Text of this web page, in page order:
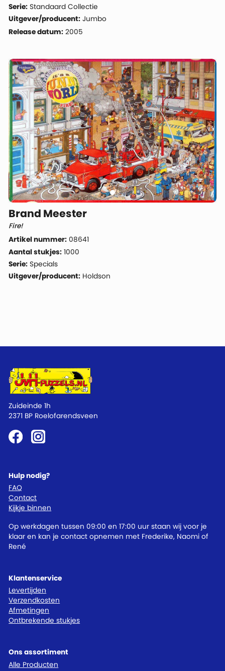
Serie: Standaard Collectie
Uitgever/producent: Jumbo
Release datum: 2005
Brand Meester
Fire!
Artikel nummer: 08641
Aantal stukjes: 1000
Serie: Specials
Uitgever/producent: Holdson
Klantenservice
Levertijden
Verzendkosten
Afmetingen
Ontbrekende stukjes
Ons assortiment
Alle Producten
Hulp nodig?
FAQ
Contact
Kijkje binnen
Op werkdagen tussen 09:00 en 17:00 uur staan wij voor je
klaar en kan je contact opnemen met Frederike, Naomi of
René
Zuideinde 1h
2371 BP Roelofarendsveen